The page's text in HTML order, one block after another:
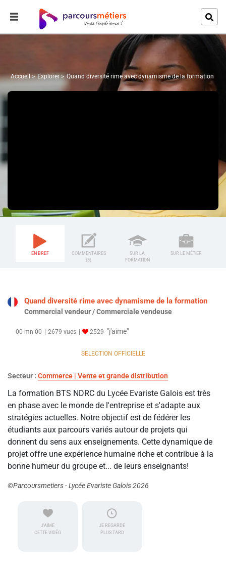
Accueil Explorer Quand diversité rime avec dynamisme de la formation
EN BREF
COMMENTAIRES
(3)
SUR LA
FORMATION
SUR LE MÉTIER
Quand diversité rime avec dynamisme de la formation
Commercial vendeur / Commerciale vendeuse
00 mn 00 2679 vues 2529 "j'aime"
SELECTION OFFICIELLE
Secteur : Commerce | Vente et grande distribution
La formation BTS NDRC du Lycée Evariste Galois est très
en phase avec le monde de l'entreprise et s'adapte aux
stratégies actuelles. Notre objectif est de fédérer les
étudiants aux parcours variés autour de projets qui
donnent du sens aux enseignements. Cette dynamique de
projet offre une expérience humaine riche et contribue à la
bonne humeur du groupe et... de leurs enseignants!
©Parcoursmetiers - Lycée Evariste Galois 2026
J'AIME
CETTE VIDÉO
JE REGARDE
PLUS TARD